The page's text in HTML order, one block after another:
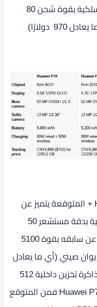
الشحن السلكية بقوة 88 وات واللاسلكية بقوة شحن 80
وات، وبسعر 6,999 يوان صيني (أي ما يعادل 970 دولارًا)
أما عن مواصفات Huawei P70 Pro + المتوقعة يتميز عن
الهاتف P70 Pro بكاميرا خلفية رئيسية بدقة مستشعر 50
ميجابايت IMX989 1 مع بطارية أقل عن سابقه بقوة 5100
مللي أمبير في الساعة، بسعر 8,999 يوان صيني (أي ما يعادل
1200 دولار) للإصدار 16 جيجارام مع ذاكرة تخزين داخلية 512
جيجابايت وبالنسبة لمواصفات Huawei P70 Art فمن المتوقع